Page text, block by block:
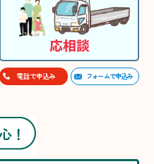
応相談
電話で申込み フォームで申込み
！